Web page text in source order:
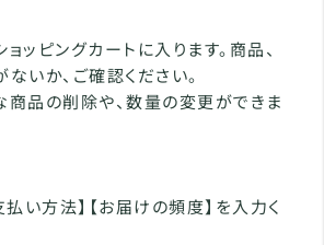
ッピングカートに入ります。商品、
いか、ご確認ください。
商品の削除や、数量の変更ができま
払い方法】【お届けの頻度】を入力く